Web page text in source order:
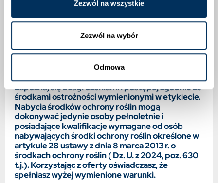
Zezwól na wszystkie
Zezwól na wybór
Odmowa
sadowniczych i roślin ozdobnych.
Ze środków ochrony roślin należy korzystać z
zachowaniem bezpieczeństwa. Przed każdym
użyciem przeczytaj informacje zamieszczone w
Zapoznaj się z zagrożeniami i postępuj zgodnie ze
środkami ostrożności wymienionymi w etykiecie.
Nabycia środków ochrony roślin mogą
dokonywać jedynie osoby pełnoletnie i
posiadające kwalifikacje wymagane od osób
nabywających środki ochrony roślin określone w
artykule 28 ustawy z dnia 8 marca 2013 r. o
środkach ochrony roślin ( Dz. U. z 2024, poz. 630
t.j.). Korzystając z oferty oświadczasz, że
spełniasz wyżej wymienione warunki.